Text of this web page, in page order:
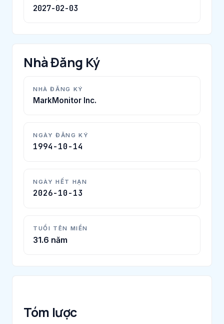
2027-02-03
Nhà Đăng Ký
NHÀ ĐĂNG KÝ
MarkMonitor Inc.
NGÀY ĐĂNG KÝ
1994-10-14
NGÀY HẾT HẠN
2026-10-13
TUỔI TÊN MIỀN
31.6 năm
Tóm lược